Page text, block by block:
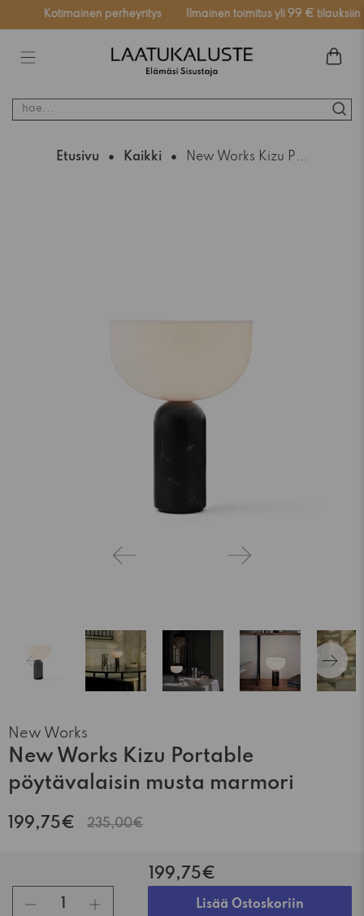
Kotimainen perheyritys Ilmainen toimitus yli 99 € tilauksiin
hae...
Etusivu Kaikki New Works Kizu P...
New Works
New Works Kizu Portable
pöytävalaisin musta marmori
199,75€ 235,00€
199,75€
Lisää Ostoskoriin